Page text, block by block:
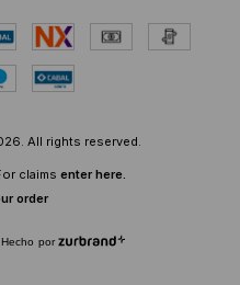
All rights reserved.
claims enter here.
order
Hecho por